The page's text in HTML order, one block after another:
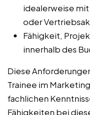
idealerweise
oder
Fähigkeit,
innerhalb des
Diese
Trainee im
fachlichen
Fähigkeiten bei